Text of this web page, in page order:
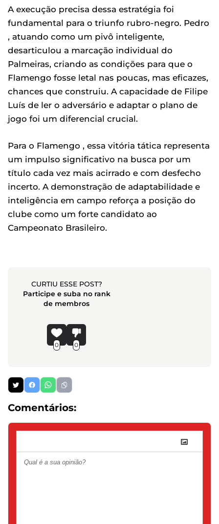
A execução precisa dessa estratégia foi
fundamental para o triunfo rubro-negro. Pedro
, atuando como um pivô inteligente,
desarticulou a marcação individual do
Palmeiras, criando as condições para que o
Flamengo fosse letal nas poucas, mas eficazes,
chances que construiu. A capacidade de Filipe
Luís de ler o adversário e adaptar o plano de
jogo foi um diferencial crucial.
Para o Flamengo , essa vitória tática representa
um impulso significativo na busca por um
título cada vez mais acirrado e com desfecho
incerto. A demonstração de adaptabilidade e
inteligência em campo reforça a posição do
clube como um forte candidato ao
Campeonato Brasileiro.
CURTIU ESSE POST?
Participe e suba no rank
de membros
0 0
Comentários: